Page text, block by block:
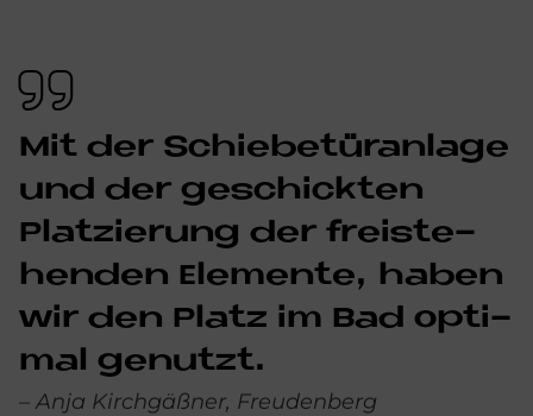
Mit der Schie­be­tür­an­la­ge
und der ge­schick­ten
Platz­ie­rung der frei­ste­
hen­den Ele­men­te, ha­ben
wir den Pla­tz im Bad op­ti­
mal ge­nut­zt.
– Anja Kirchgäßner, Freudenberg